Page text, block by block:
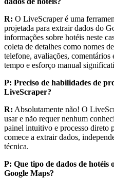
R: O LiveScraper é uma
projetada para extrair dados do
informações sobre hotéis neste
coleta de detalhes como nomes
telefone, avaliações,
tempo e esforço manual
P: Preciso de habilidades de
LiveScraper?
R: Absolutamente não! O
usar e não requer nenhum
painel intuitivo e processo direto
comece a extrair dados,
técnica.
P: Que tipo de dados de
Google Maps?